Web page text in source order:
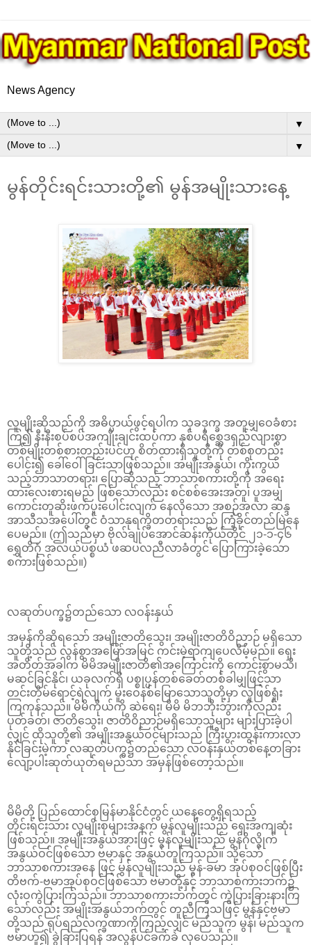
News Agency
▼
▼
မွန်တိုင်းရင်းသားတို့၏ မွန်အမျိုးသားနေ့
လူမျိုးဆိုသည်ကို အဓိပ္ပာယ်ဖွင့်ရပါက သုခဒုက္ခ အတူမျှဝေခံစား
ကြ၍ နီးနီးစပ်စပ်အကျိုးချင်းထပ်ကာ နှစ်ပရိစ္ဆေဒရှည်လျားစွာ
တစ်မျိုးတစ်စားတည်းပင်ဟု စိတ်ထားရှိသူတို့ကို တစ်စုတည်း
ပေါင်း၍ ခေါ်ဝေါ်ခြင်းသာဖြစ်သည်။ အမျိုးအနွယ်၊ ကိုးကွယ်
သည့်ဘာသာတရား၊ ပြောဆိုသည့် ဘာသာစကားတို့ကို အရေး
ထားလေးစားရမည် ဖြစ်သော်လည်း စင်စစ်အေးအတူ၊ ပူအမျှ
ကောင်းတူဆိုးဖက်ပူးပေါင်းလျက် နေလိုသော အစဉ်အလာ ဆန္ဒ
အာသီသအပေါ်တွင် ဝံသာနုရက္ခိတတရားသည် ကြံ့ခိုင်တည်မြဲနေ
ပေမည်။ (ဤသည်မှာ ဗိုလ်ချုပ်အောင်ဆန်းကိုယ်တိုင် ၂၁-၁-၄၆
ရွှေတိဂုံ အလယ်ပစ္စယံ ဖဆပလညီလာခံတွင် ပြောကြားခဲ့သော
စကားဖြစ်သည်။)
လဆုတ်ပက္ခ၌တည်သော လဝန်းနှယ်
အမှန်ကိုဆိုရသော် အမျိုးဇာတိသွေး၊ အမျိုးဇာတိဝိညာဉ် မရှိသော
သူတို့သည် လွန်စွာအမြော်အမြင် ကင်းမဲ့ရာကျပေလိမ့်မည်။ ရှေး
အတိတ်အခါက မိမိအမျိုးဇာတိ၏အကြောင်းကို ကောင်းစွာမသိ၊
မဆင်ခြင်နိုင်၊ ယခုလက်ရှိ ပစ္စုပ္ပန်တစ်ခေတ်တစ်ခါမျှဖြင့်သာ
တင်းတိမ်ရောင့်ရဲလျက် မူးဝေနစ်မြောသောသူတို့မှာ လူဖြစ်ရှုံး
ကြကုန်သည်။ မိမိကိုယ်ကို ဆဲရေး၊ မိမိ မိဘဘိုးဘွားကိုလည်း
ပုတ်ခတ်၊ ဇာတိသွေး၊ ဇာတိဝိညာဉ်မရှိသောသူများ များပြားခဲ့ပါ
လျှင် ထိုသူတို့၏ အမျိုးအနွယ်ဝင်များသည် ကြီးပွားထွန်းကားလာ
နိုင်ခြင်းမဲ့ကာ လဆုတ်ပက္ခ၌တည်သော လဝန်းနှယ်တစ်နေ့တခြား
လျော့ပါးဆုတ်ယုတ်ရမည်သာ အမှန်ဖြစ်တော့သည်။
မိမိတို့ ပြည်ထောင်စုမြန်မာနိုင်ငံတွင် ယနေ့တွေ့ရှိရသည့်
တိုင်းရင်းသား လူမျိုးစုများအနက် မွန်လူမျိုးသည် ရှေးအကျဆုံး
ဖြစ်သည်။ အမျိုးအနွယ်အားဖြင့် မွန်လူမျိုးသည် မွန်ဂိုလွိုက်
အနွယ်ဝင်ဖြစ်သော ဗမာနှင့် အနွယ်တူကြသည်။ သို့သော်
ဘာသာစကားအနေ ဖြင့် မွန်လူမျိုးသည် မွန်-ခမာ အုပ်စုဝင်ဖြစ်ပြီး
တိဗက်-ဗမာအုပ်စုဝင်ဖြစ်သော ဗမာတို့နှင့် ဘာသာစကားဘက်၌
လုံးဝကွဲပြားကြသည်။ ဘာသာစကားဘက်တွင် ကွဲပြားခြားနားကြ
သော်လည်း အမျိုးအနွယ်ဘက်တွင် တူညီကြသဖြင့် မွန်နှင့်ဗမာ
တို့သည် ရုပ်ရည်လက္ခဏာကိုကြည့်လျှင် မည်သူက မွန်၊ မည်သူက
ဗမာဟူ၍ ခွဲခြားပြရန် အလွန်ပင်ခက်ခဲ လှပေသည်။